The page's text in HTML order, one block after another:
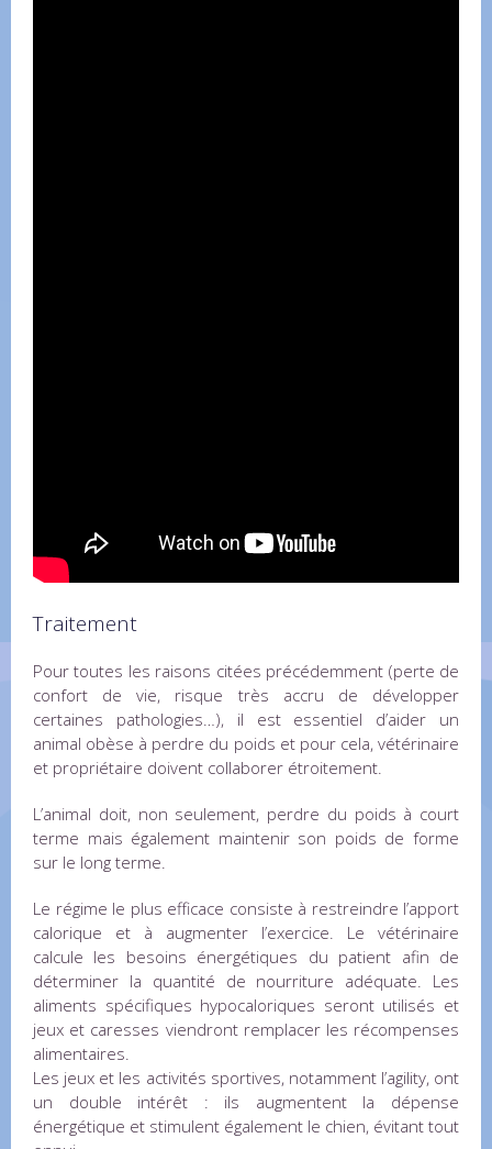
Traitement
Pour toutes les raisons citées précédemment (perte de
confort de vie, risque très accru de développer
certaines pathologies…), il est essentiel d’aider un
animal obèse à perdre du poids et pour cela, vétérinaire
et propriétaire doivent collaborer étroitement.
L’animal doit, non seulement, perdre du poids à court
terme mais également maintenir son poids de forme
sur le long terme.
Le régime le plus efficace consiste à restreindre l’apport
calorique et à augmenter l’exercice. Le vétérinaire
calcule les besoins énergétiques du patient afin de
déterminer la quantité de nourriture adéquate. Les
aliments spécifiques hypocaloriques seront utilisés et
jeux et caresses viendront remplacer les récompenses
alimentaires.
Les jeux et les activités sportives, notamment l’agility, ont
un double intérêt : ils augmentent la dépense
énergétique et stimulent également le chien, évitant tout